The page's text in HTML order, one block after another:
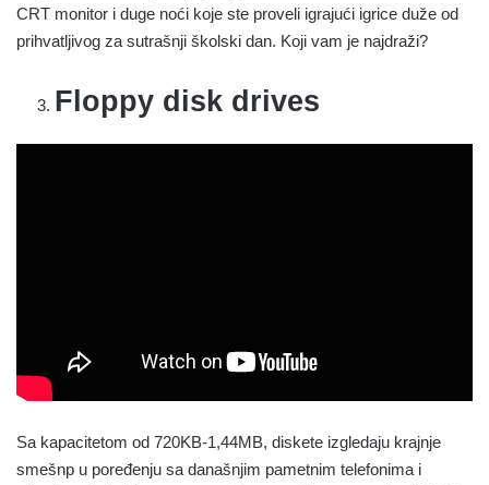
CRT monitor i duge noći koje ste proveli igrajući igrice duže od
prihvatljivog za sutrašnji školski dan. Koji vam je najdraži?
Floppy disk drives
Sa kapacitetom od 720KB-1,44MB, diskete izgledaju krajnje
smešnp u poređenju sa današnjim pametnim telefonima i